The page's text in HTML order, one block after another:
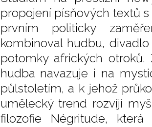
propojení písňových textů
prvním politicky
kombinoval hudbu,
potomky afrických
hudba navazuje i na
půlstoletím, a k jehož
umělecký trend rozvíjí
filozofie Négritude,